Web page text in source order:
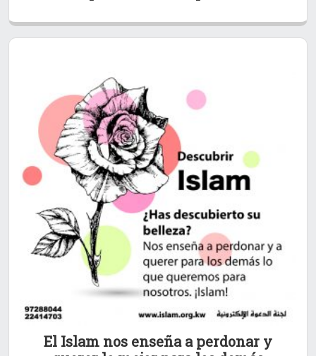
El Islam nos enseña a perdonar y